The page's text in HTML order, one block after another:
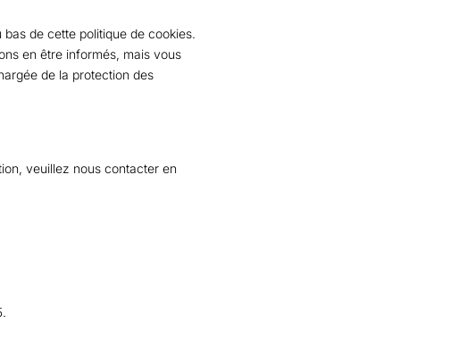
de cette politique de cookies.
en être informés, mais vous
de la protection des
veuillez nous contacter en